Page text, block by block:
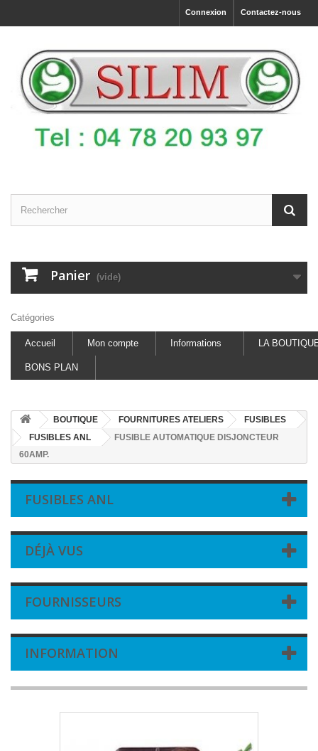
Contactez-nous
Connexion
Panier (vide)
Catégories
Accueil Mon compte Informations LA
BONS PLAN
BOUTIQUE FOURNITURES ATELIERS
FUSIBLES
FUSIBLES ANL
FUSIBLE AUTOMATIQUE DISJONCTEUR
60AMP.
FUSIBLES ANL
DÉJÀ VUS
FOURNISSEURS
INFORMATION